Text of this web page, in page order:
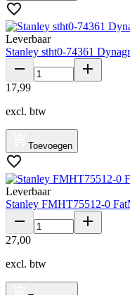
Leverbaar
Stanley stht0-74361
17,99
excl. btw
Toevoegen
Leverbaar
Stanley FMHT75512-0
27,00
excl. btw